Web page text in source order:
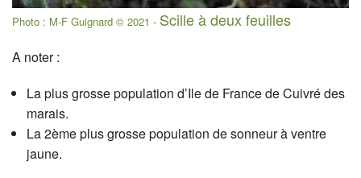
Photo : M-F Guignard © 2021 - Scille à deux feuilles
A noter :
La plus grosse population d’Ile de France de Cuivré des
marais.
La 2ème plus grosse population de sonneur à ventre
jaune.